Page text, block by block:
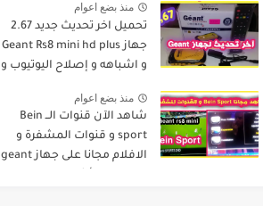
منذ بضع اعوام
تحميل اخر تحديث جديد 2.67
جهاز Geant Rs8 mini hd plus
و اشباهه و إصلاح اليوتيوب و
Jour GN
منذ بضع اعوام
شاهد الآن قنوات الــ Bein
sport و قنوات المشفرة و
الافلام مجانا على جهاز geant